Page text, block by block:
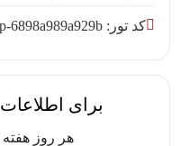
کد تور: p-6898a989a929b
برای
هر روز هفته از ۹ صبح تا